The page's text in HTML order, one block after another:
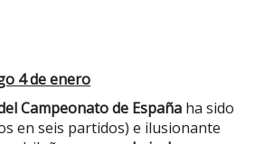
4 de enero
Campeonato de España ha sido
en seis partidos) e ilusionante